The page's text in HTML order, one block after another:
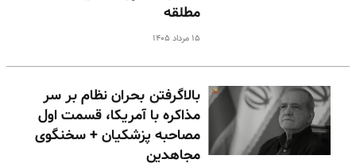
مطلقه
۱۵ مرداد ۱۴۰۵
بالا‌گرفتن بحران نظام بر سر
مذاکره با آمریکا، قسمت اول
مصاحبه پزشکیان + سخنگوی
مجاهدین